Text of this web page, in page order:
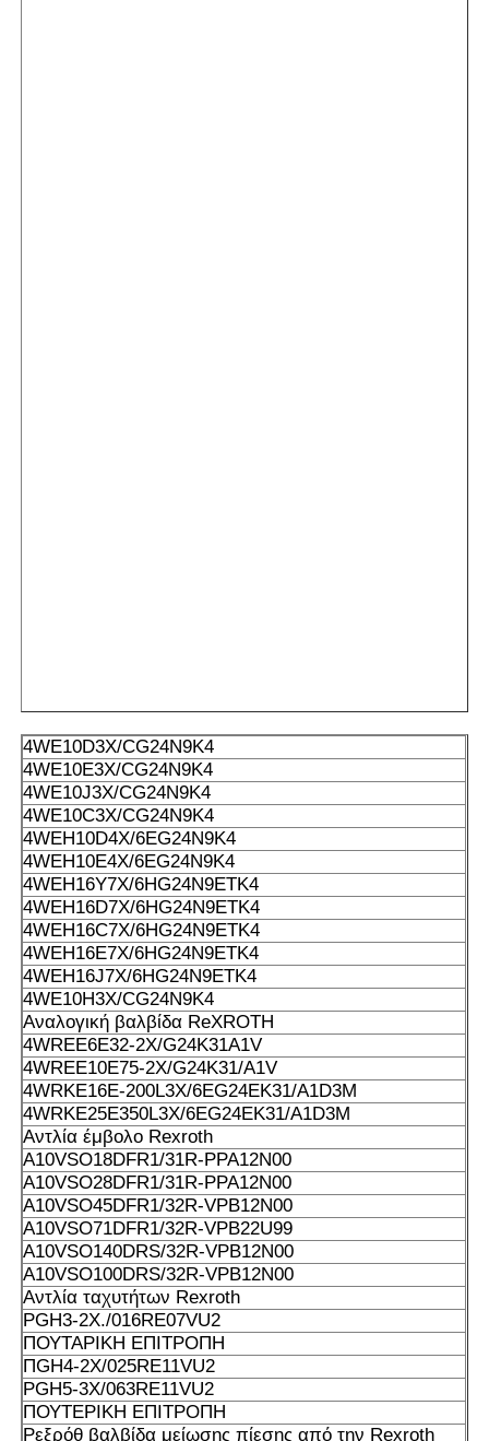
4WE10D3X/CG24N9K4
4WE10E3X/CG24N9K4
4WE10J3X/CG24N9K4
4WE10C3X/CG24N9K4
4WEH10D4X/6EG24N9K4
4WEH10E4X/6EG24N9K4
4WEH16Y7X/6HG24N9ETK4
4WEH16D7X/6HG24N9ETK4
4WEH16C7X/6HG24N9ETK4
4WEH16E7X/6HG24N9ETK4
4WEH16J7X/6HG24N9ETK4
4WE10H3X/CG24N9K4
Αναλογική βαλβίδα ReXROTH
4WREE6E32-2X/G24K31A1V
4WREE10E75-2X/G24K31/A1V
4WRKE16E-200L3X/6EG24EK31/A1D3M
4WRKE25E350L3X/6EG24EK31/A1D3M
Αντλία έμβολο Rexroth
Α10VSO18DFR1/31R-PPA12N00
Α10VSO28DFR1/31R-PPA12N00
Α10VSO45DFR1/32R-VPB12N00
Α10VSO71DFR1/32R-VPB22U99
Α10VSO140DRS/32R-VPB12N00
Α10VSO100DRS/32R-VPB12N00
Αντλία ταχυτήτων Rexroth
PGH3-2X./016RE07VU2
ΠΟΥΤΑΡΙΚΗ ΕΠΙΤΡΟΠΗ
ΠGH4-2X/025RE11VU2
PGH5-3X/063RE11VU2
ΠΟΥΤΕΡΙΚΗ ΕΠΙΤΡΟΠΗ
Ρεξρόθ βαλβίδα μείωσης πίεσης από την Rexroth